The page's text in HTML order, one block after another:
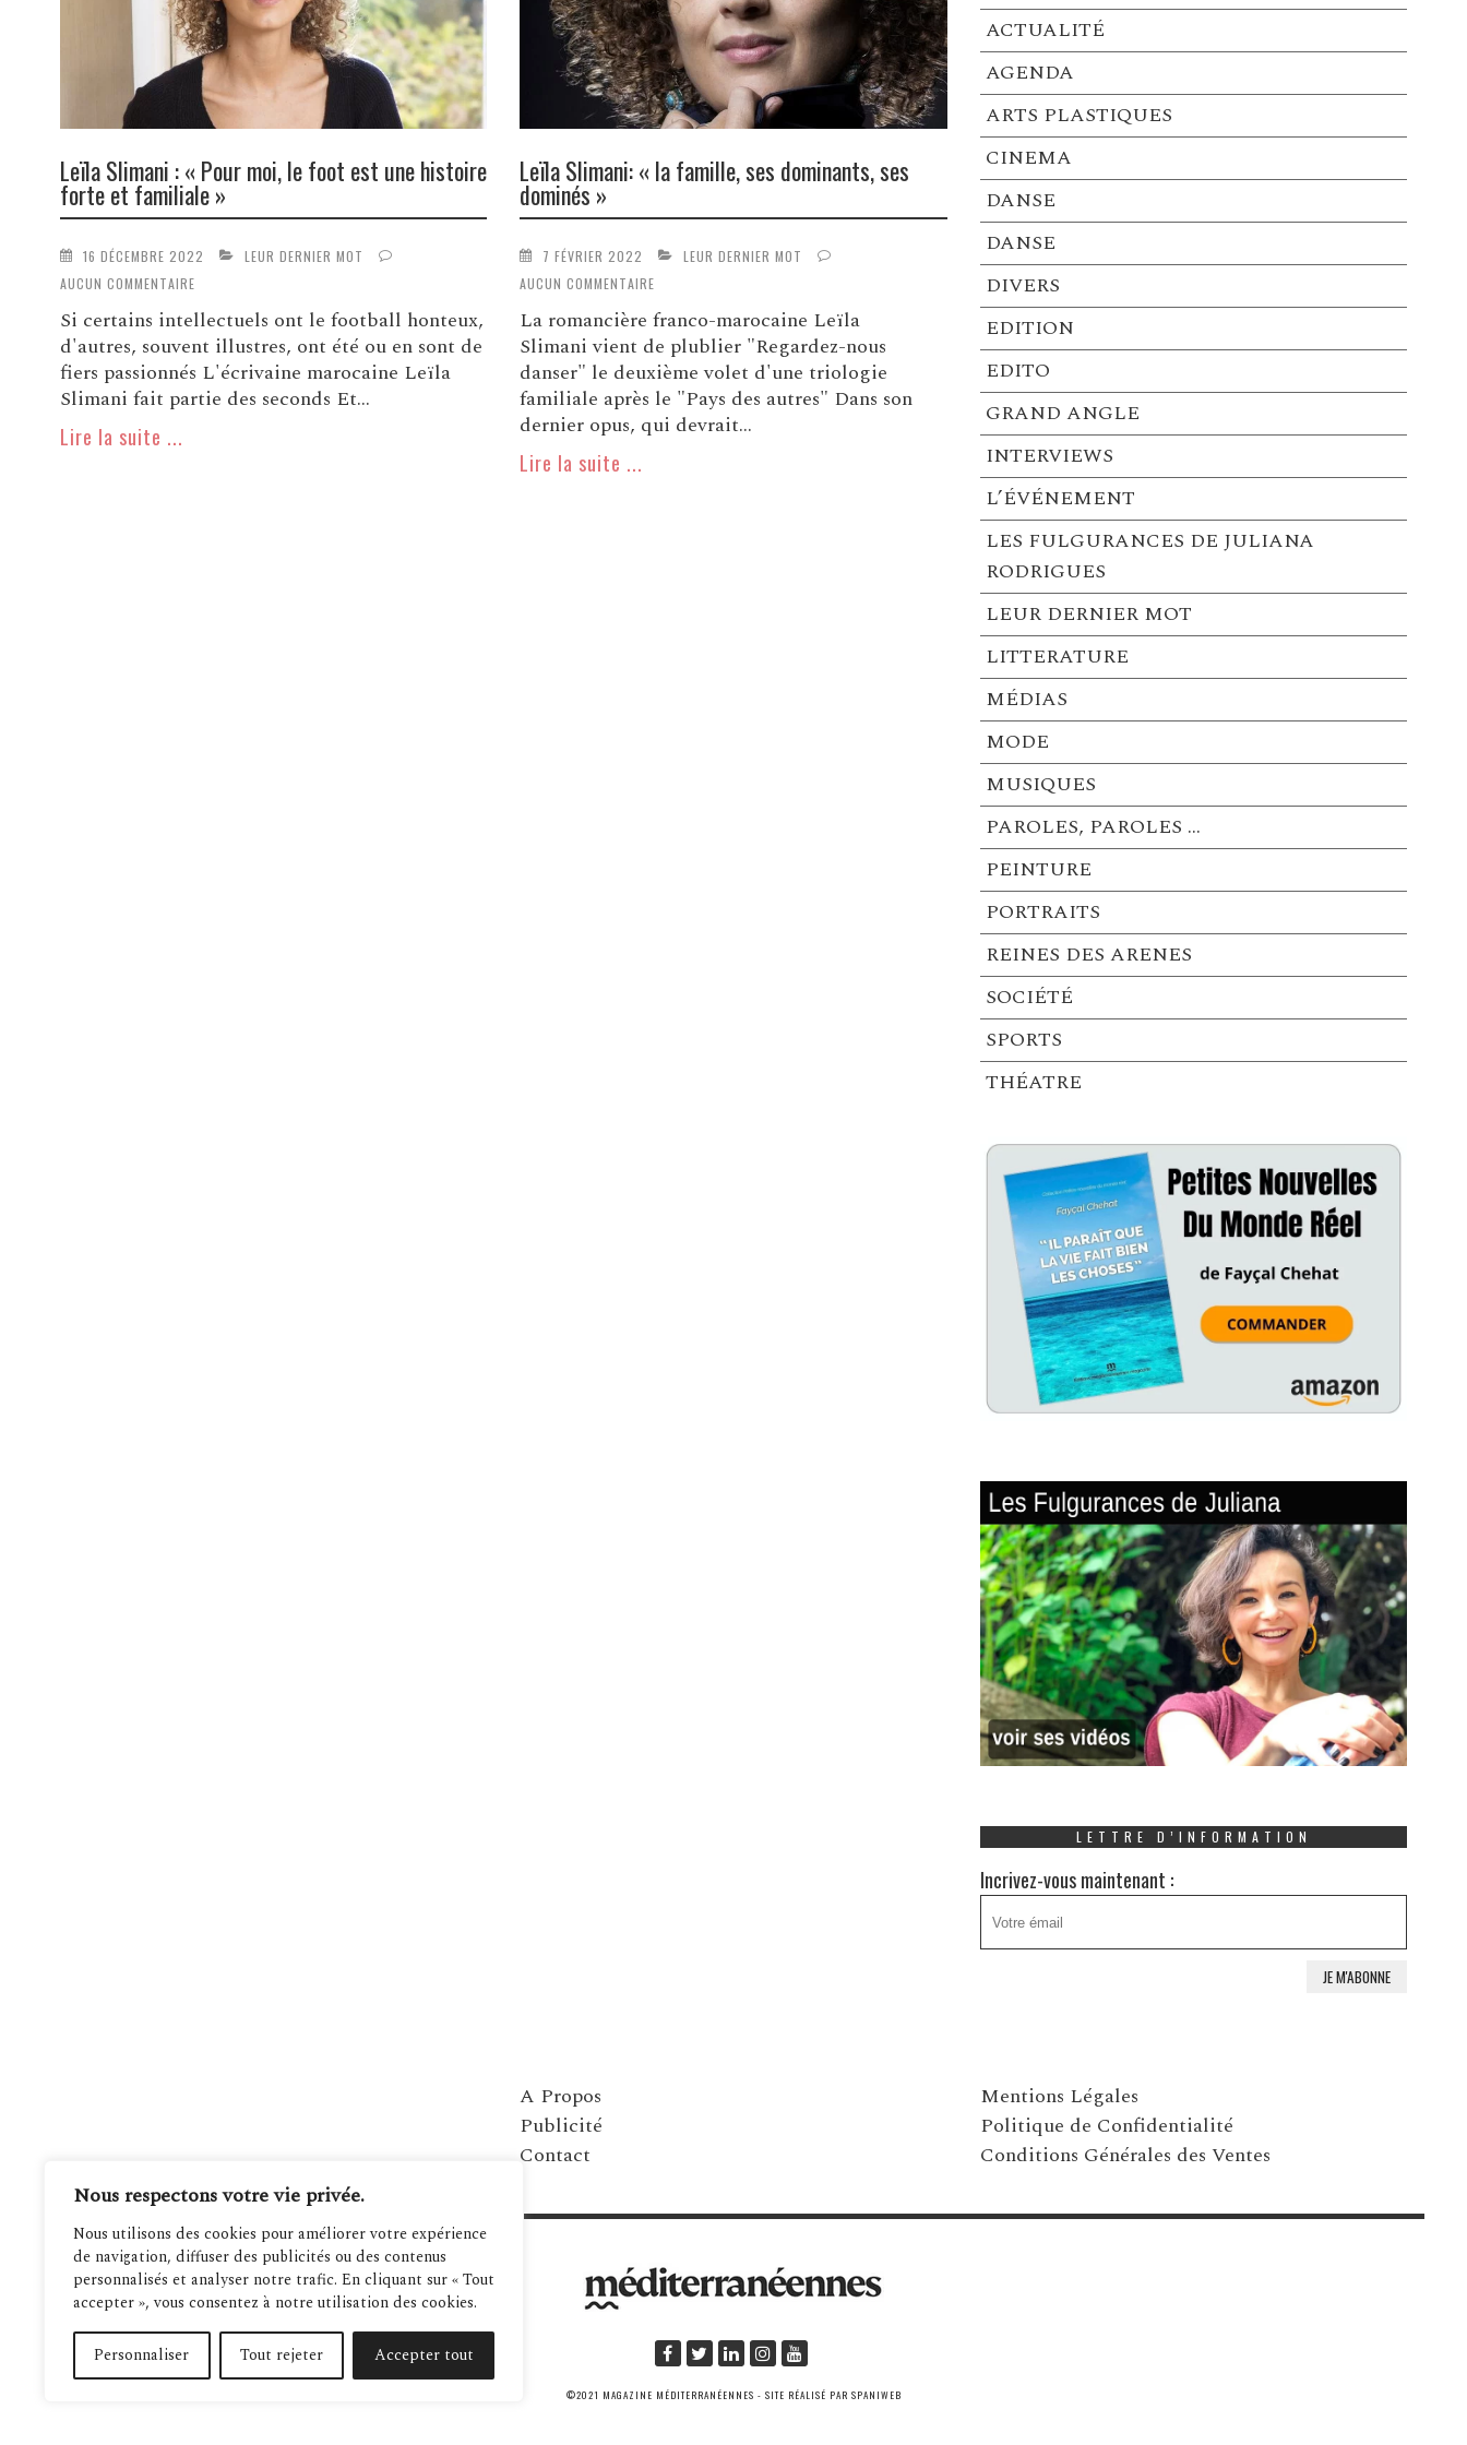
Nous respectons votre vie privée.
Nous utilisons des cookies pour améliorer votre expérience
de navigation, diffuser des publicités ou des contenus
personnalisés et analyser notre trafic. En cliquant sur « Tout
accepter », vous consentez à notre utilisation des cookies.
Personnaliser Tout rejeter Accepter tout
Leïla Slimani : « Pour moi, le foot est une histoire
forte et familiale »
16 DÉCEMBRE 2022
LEUR DERNIER MOT
AUCUN COMMENTAIRE
Si certains intellectuels ont le football honteux,
d'autres, souvent illustres, ont été ou en sont de
fiers passionnés L'écrivaine marocaine Leïla
Slimani fait partie des seconds Et...
Lire la suite ...
Leïla Slimani: « la famille, ses dominants, ses
dominés »
7 FÉVRIER 2022
LEUR DERNIER MOT
AUCUN COMMENTAIRE
La romancière franco-marocaine Leïla
Slimani vient de plublier "Regardez-nous
danser" le deuxième volet d'une triologie
familiale après le "Pays des autres" Dans son
dernier opus, qui devrait...
Lire la suite ...
ACTUALITÉ
AGENDA
ARTS PLASTIQUES
CINEMA
DANSE
DANSE
DIVERS
EDITION
EDITO
GRAND ANGLE
INTERVIEWS
L’ÉVÉNEMENT
LES FULGURANCES DE JULIANA
RODRIGUES
LEUR DERNIER MOT
LITTERATURE
MÉDIAS
MODE
MUSIQUES
PAROLES, PAROLES …
PEINTURE
PORTRAITS
REINES DES ARENES
SOCIÉTÉ
SPORTS
THÉATRE
LETTRE D’INFORMATION
Incrivez-vous maintenant :
A Propos
Publicité
Contact
Mentions Légales
Politique de Confidentialité
Conditions Générales des Ventes
©2021 MAGAZINE MÉDITERRANÉENNES - SITE RÉALISÉ PAR SPANIWEB